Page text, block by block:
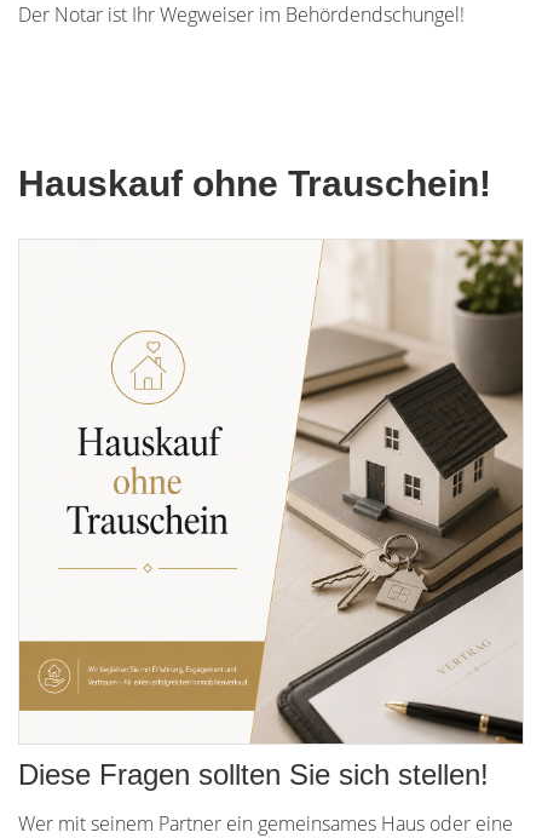
Der Notar ist Ihr Wegweiser im Behördendschungel!
Hauskauf ohne Trauschein!
Diese Fragen sollten Sie sich stellen!
Wer mit seinem Partner ein gemeinsames Haus oder eine